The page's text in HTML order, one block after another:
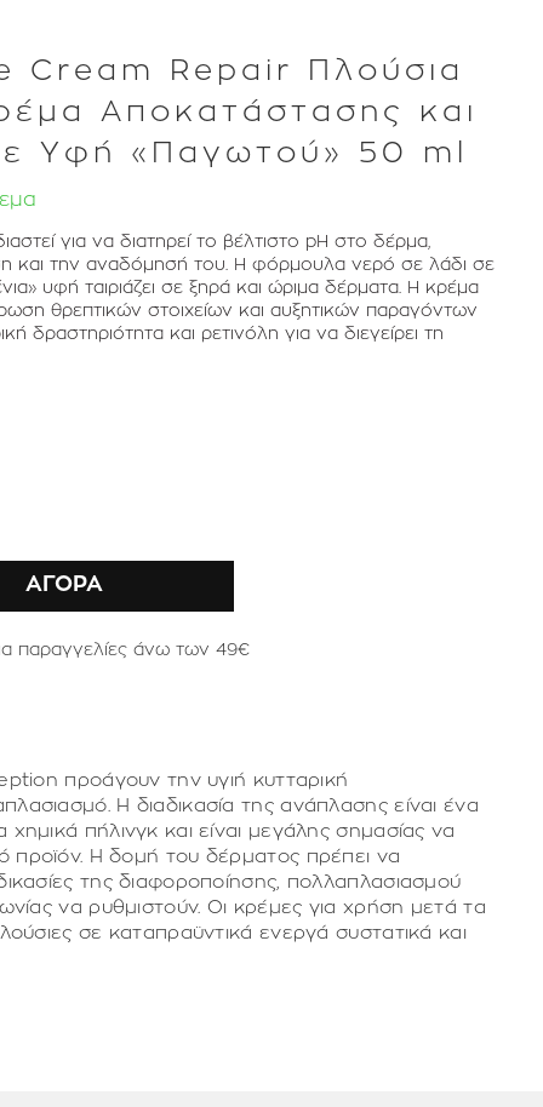
Cream Repair Πλούσια
Αποκατάστασης και
Υφή «Παγωτού» 50 ml
για να διατηρεί το βέλτιστο pH στο δέρμα,
και την αναδόμησή του. Η φόρμουλα νερό σε λάδι σε
υφή ταιριάζει σε ξηρά και ώριμα δέρματα. Η κρέμα
θρεπτικών στοιχείων και αυξητικών παραγόντων
δραστηριότητα και ρετινόλη για να διεγείρει τη
ΑΓΟΡΑ
παραγγελίες άνω των 49€
προάγουν την υγιή κυτταρική
Η διαδικασία της ανάπλασης είναι ένα
πήλινγκ και είναι μεγάλης σημασίας να
προϊόν. Η δομή του δέρματος πρέπει να
της διαφοροποίησης, πολλαπλασιασμού
να ρυθμιστούν. Οι κρέμες για χρήση μετά τα
σε καταπραϋντικά ενεργά συστατικά και
θεραπείες για την καταπράυνση,
έχει παρόμοια σύνθεση με αυτήν του